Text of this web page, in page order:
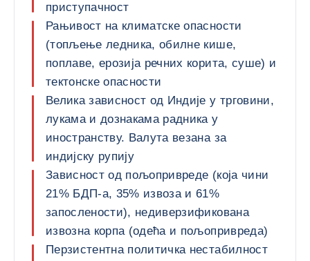
приступачност
Рањивост на климатске опасности
(топљење ледника, обилне кише,
поплаве, ерозија речних корита, суше) и
тектонске опасности
Велика зависност од Индије у трговини,
лукама и дознакама радника у
иностранству. Валута везана за
индијску рупију
Зависност од пољопривреде (која чини
21% БДП-а, 35% извоза и 61%
запослености), недиверзификована
извозна корпа (одећа и пољопривреда)
Перзистентна политичка нестабилност